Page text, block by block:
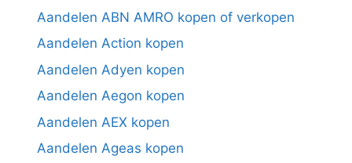
Aandelen ABN AMRO kopen of verkopen
Aandelen Action kopen
Aandelen Adyen kopen
Aandelen Aegon kopen
Aandelen AEX kopen
Aandelen Ageas kopen